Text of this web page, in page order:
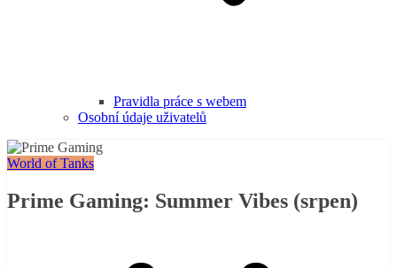
Pravidla práce s webem
Osobní údaje uživatelů
World of Tanks
Prime Gaming: Summer Vibes (srpen)